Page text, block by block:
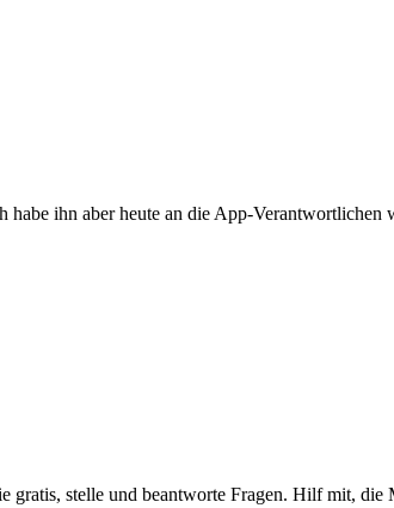
ihn aber heute an die App-Verantwortlichen
stelle und beantworte Fragen. Hilf mit, die